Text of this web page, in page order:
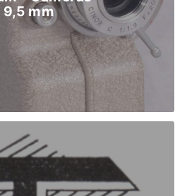
9,5 mm